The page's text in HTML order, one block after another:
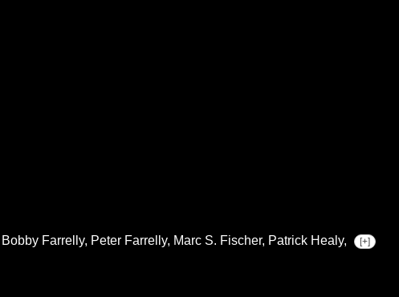
Bobby Farrelly, Peter Farrelly, Marc S. Fischer, Patrick Healy, [+]